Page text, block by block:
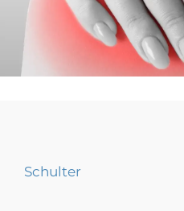
Schulter